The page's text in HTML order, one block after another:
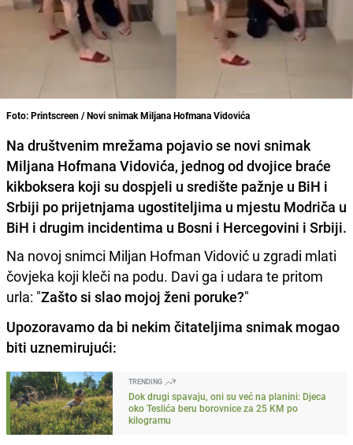
Foto: Printscreen / Novi snimak Miljana Hofmana Vidovića
Na društvenim mrežama pojavio se novi snimak
Miljana Hofmana Vidovića, jednog od dvojice braće
kikboksera koji su dospjeli u središte pažnje u BiH i
Srbiji po prijetnjama ugostiteljima u mjestu Modriča u
BiH i drugim incidentima u Bosni i Hercegovini i Srbiji.
Na novoj snimci Miljan Hofman Vidović u zgradi mlati
čovjeka koji kleči na podu. Davi ga i udara te pritom
urla: "Zašto si slao mojoj ženi poruke?"
Upozoravamo da bi nekim čitateljima snimak mogao
biti uznemirujući:
TRENDING
Dok drugi spavaju, oni su već na planini: Djeca
oko Teslića beru borovnice za 25 KM po
kilogramu